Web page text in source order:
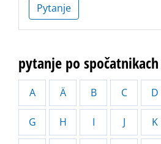
Pytanje
pytanje po spočatnikach
A Ä B C D
G H I J K